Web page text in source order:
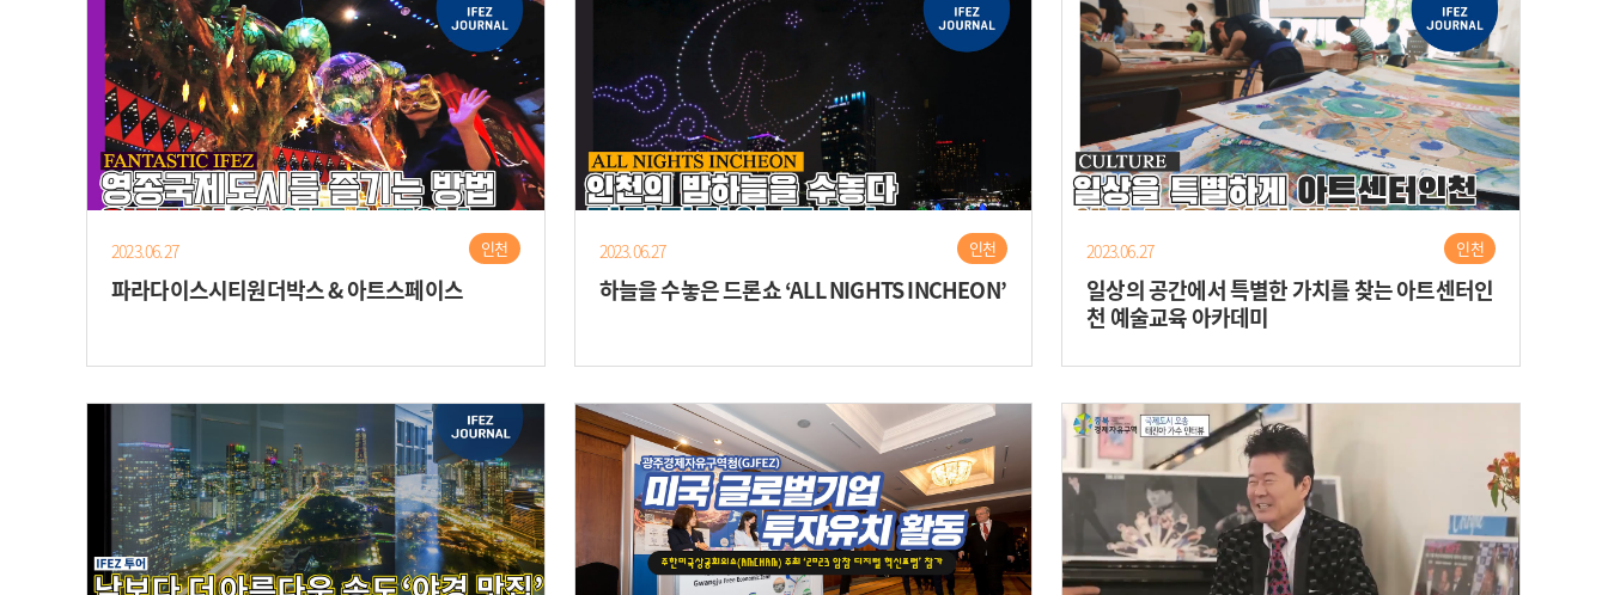
파라다이스시티원더박스 & 아트스페이스
인천
2023.06.27
하늘을 수놓은 드론쇼 ‘ALL NIGHTS INCHEON’
인천
2023.06.27
일상의 공간에서 특별한 가치를 찾는 아트센터인
천 예술교육 아카데미
인천
2023.06.27